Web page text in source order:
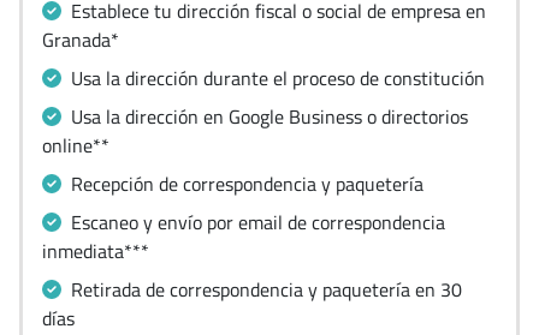
Establece tu dirección fiscal o social de empresa en
Granada*
Usa la dirección durante el proceso de constitución
Usa la dirección en Google Business o directorios
online**
Recepción de correspondencia y paquetería
Escaneo y envío por email de correspondencia
inmediata***
Retirada de correspondencia y paquetería en 30
días